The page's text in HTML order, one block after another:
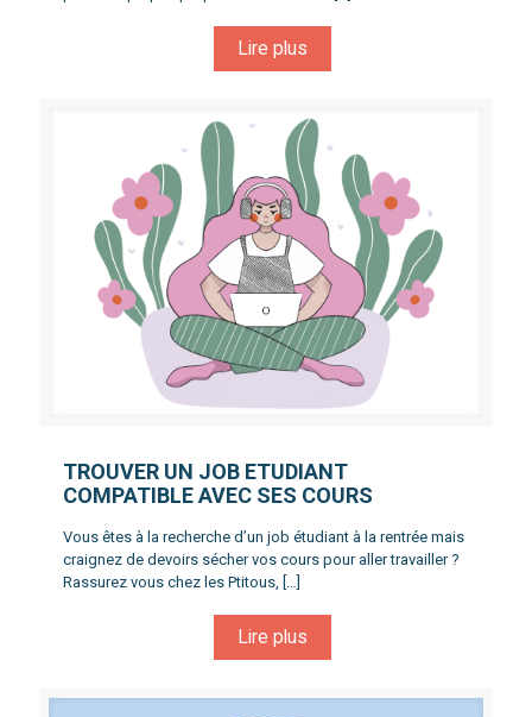
Lire plus
TROUVER UN JOB ETUDIANT
COMPATIBLE AVEC SES COURS
Vous êtes à la recherche d’un job étudiant à la rentrée mais
craignez de devoirs sécher vos cours pour aller travailler ?
Rassurez vous chez les Ptitous, […]
Lire plus